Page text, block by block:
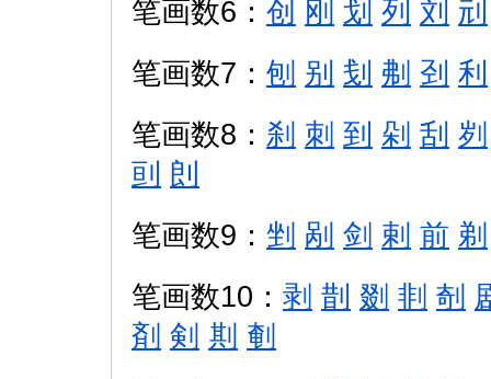
笔画数6： 创 刚 划 列 刘 刓
笔画数7： 刨 别 刬 刜 刭 利
笔画数8： 刹 刺 到 剁 刮 刿
刯 剆
笔画数9： 剉 剐 剑 剌 前 剃
笔画数10： 剥 剒 剟 剕 剞
剤 剣 剘 剦